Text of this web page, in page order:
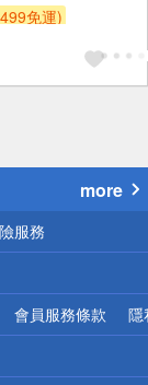
免運)
more
服務
會員服務條款 隱